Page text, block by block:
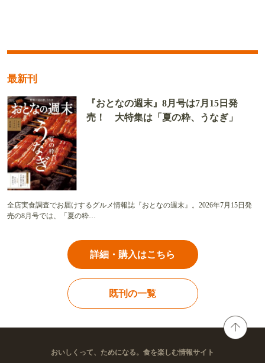
最新刊
『おとなの週末』8月号は7月15日発
売！ 大特集は「夏の粋、うなぎ」
全店実食調査でお届けするグルメ情報誌『おとなの週末』。2026年7月15日発
売の8月号では、「夏の粋…
詳細・購入はこちら
既刊の一覧
おいしくって、ためになる。食を楽しむ情報サイト